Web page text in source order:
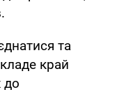
та
край
до